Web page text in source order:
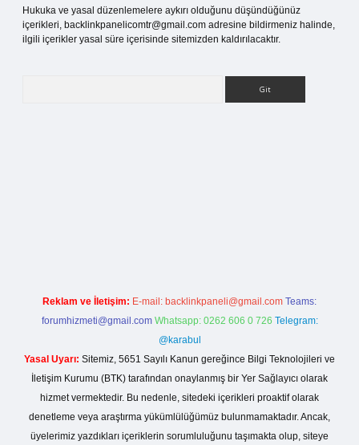
Hukuka ve yasal düzenlemelere aykırı olduğunu düşündüğünüz
içerikleri, backlinkpanelicomtr@gmail.com adresine bildirmeniz halinde,
ilgili içerikler yasal süre içerisinde sitemizden kaldırılacaktır.
Reklam ve İletişim: E-mail: backlinkpaneli@gmail.com Teams:
forumhizmeti@gmail.com Whatsapp: 0262 606 0 726 Telegram:
@karabul
Yasal Uyarı: Sitemiz, 5651 Sayılı Kanun gereğince Bilgi Teknolojileri ve
İletişim Kurumu (BTK) tarafından onaylanmış bir Yer Sağlayıcı olarak
hizmet vermektedir. Bu nedenle, sitedeki içerikleri proaktif olarak
denetleme veya araştırma yükümlülüğümüz bulunmamaktadır. Ancak,
üyelerimiz yazdıkları içeriklerin sorumluluğunu taşımakta olup, siteye